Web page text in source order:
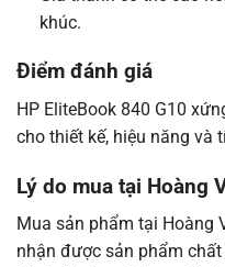
khúc.
Điểm đánh giá
HP EliteBook 840 G10
cho thiết kế, hiệu năng và
Lý do mua tại Hoàng
Mua sản phẩm tại Hoàng
nhận được sản phẩm